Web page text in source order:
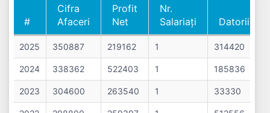
#
Cifra
Afaceri
Profit
Net
Nr.
Salariați
Datorii
#
Cifra
Afaceri
Profit
Net
Salariați
Datorii
2025 350887 219162 1 314420
2024 338362 522403 1 185836
2023 304600 263540 1 33330